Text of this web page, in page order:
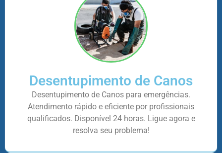
Desentupimento de Canos
Desentupimento de Canos para emergências.
Atendimento rápido e eficiente por profissionais
qualificados. Disponível 24 horas. Ligue agora e
resolva seu problema!